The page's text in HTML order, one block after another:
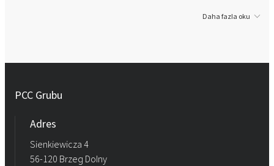
Daha fazla oku
PCC Grubu
Adres
Sienkiewicza 4
56-120 Brzeg Dolny